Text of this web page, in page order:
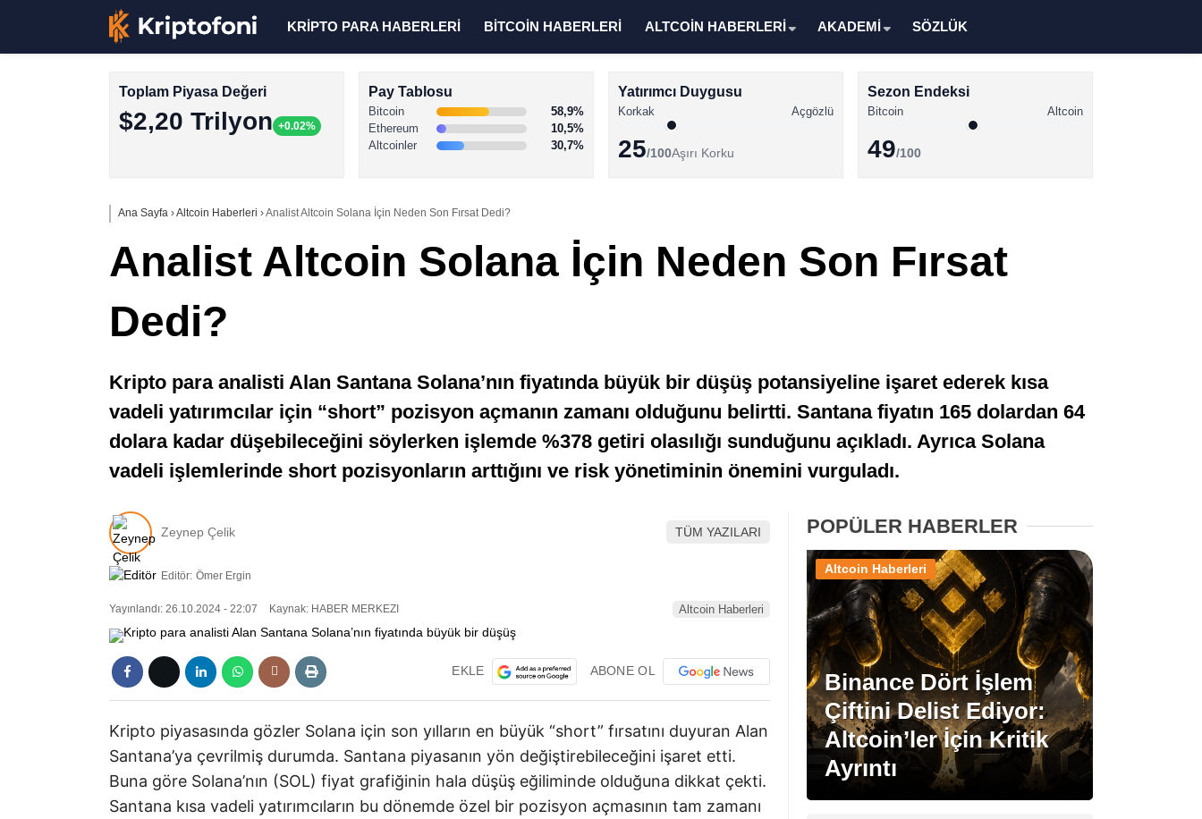
Altcoin Haberleri
Stablecoin Haberleri
Instagram
Youtube
TikTok
Pinterest
KRİPTO PARA HABERLERİ BİTCOİN HABERLERİ ALTCOİN HABERLERİ AKADEMİ SÖZLÜK
Toplam Piyasa Değeri
$2,20 Trilyon +0.02%
Pay Tablosu
Bitcoin
58,9%
Ethereum
10,5%
Altcoinler
30,7%
Yatırımcı Duygusu
Korkak Açgözlü
25/100Aşırı Korku
Sezon Endeksi
Bitcoin Altcoin
49/100
Ana Sayfa ›Altcoin Haberleri ›Analist Altcoin Solana İçin Neden Son Fırsat Dedi?
Analist Altcoin Solana İçin Neden Son Fırsat
Dedi?
Kripto para analisti Alan Santana Solana’nın fiyatında büyük bir düşüş potansiyeline işaret ederek kısa
vadeli yatırımcılar için “short” pozisyon açmanın zamanı olduğunu belirtti. Santana fiyatın 165 dolardan 64
dolara kadar düşebileceğini söylerken işlemde %378 getiri olasılığı sunduğunu açıkladı. Ayrıca Solana
vadeli işlemlerinde short pozisyonların arttığını ve risk yönetiminin önemini vurguladı.
Zeynep Çelik TÜM YAZILARI
Editör: Ömer Ergin
Yayınlandı: 26.10.2024 - 22:07 Kaynak: HABER MERKEZI Altcoin Haberleri
EKLE ABONE OL
Kripto piyasasında gözler Solana için son yılların en büyük “short” fırsatını duyuran Alan
Santana’ya çevrilmiş durumda. Santana piyasanın yön değiştirebileceğini işaret etti.
Buna göre Solana’nın (SOL) fiyat grafiğinin hala düşüş eğiliminde olduğuna dikkat çekti.
Santana kısa vadeli yatırımcıların bu dönemde özel bir pozisyon açmasının tam zamanı
POPÜLER HABERLER
Binance Dört İşlem
Çiftini Delist Ediyor:
Altcoin’ler İçin Kritik
Ayrıntı
Altcoin Haberleri